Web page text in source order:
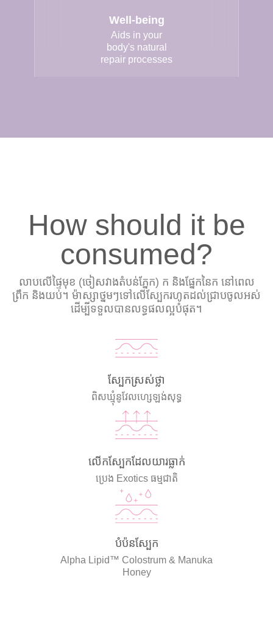
Well-being
Aids in your
body's natural
repair processes
How should it be
consumed?
លាបលើផ្ទៃមុខ (ចៀសវាងតំបន់ភ្នែក) ក និងផ្នែកនៃក នៅពេល
ព្រឹក និងយប់។ ម៉ាស្សាថ្នមៗទៅលើស្បែករហូតដល់ជ្រាបចូលអស់
ដើម្បីទទួលបានលទ្ធផលល្អបំផុត។
ស្បែកស្រស់ថ្លា
ពិសឃ្មុំនូវែលហ្សេឡង់សុទ្ធ
លើកស្បែកដែលយារធ្លាក់
ប្រេង Exotics ធម្មជាតិ
បំប៉នស្បែក
Alpha Lipid™ Colostrum & Manuka
Honey